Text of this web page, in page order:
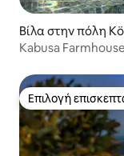
Βίλα στην πόλη
Kabusa
Επιλογή
Επιλογή